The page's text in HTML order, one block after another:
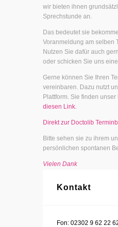
wir bieten ihnen
Sprechstunde an.
Das bedeutet sie
Voranmeldung am selben
Nutzen Sie dafür auch
oder schicken Sie uns
Gerne können Sie Ihren
vereinbaren. Dazu nutzt
Plattform. Sie finden
diesen Link.
Direkt zur Doctolib
Bitte sehen sie zu ihrem
persönlichen spontanen
Vielen Dank
Kontakt
Fon: 02302 9 62 22